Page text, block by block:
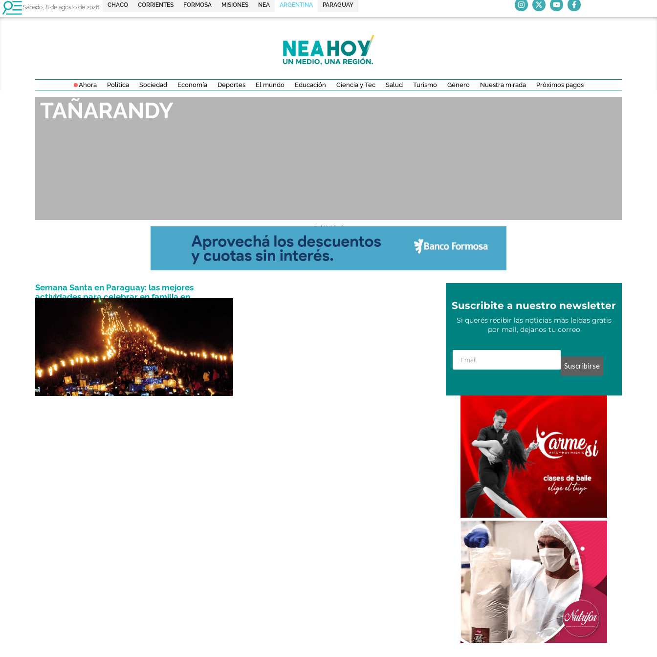
Sábado, 8 de agosto de 2026 CHACO CORRIENTES FORMOSA MISIONES NEA ARGENTINA PARAGUAY
Ahora Política Sociedad Economía Deportes El mundo Educación Ciencia y Tec Salud Turismo Género Nuestra mirada Próximos pagos
TAÑARANDY
- Publicidad -
Semana Santa en Paraguay: las mejores
actividades para celebrar en familia en
Tañarandy y Yaguarón
Suscribite a nuestro newsletter
Si querés recibir las noticias más leídas gratis
por mail, dejanos tu correo
Suscribirse